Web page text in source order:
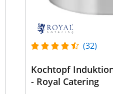
(32)
Kochtopf
- Royal Catering